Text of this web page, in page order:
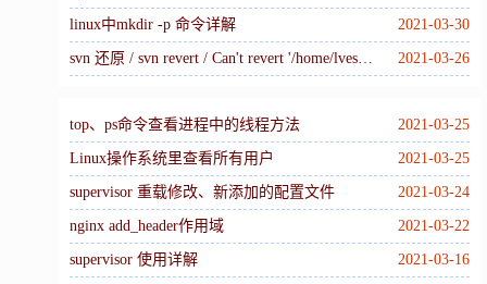
2021-03-30
linux中mkdir -p 命令详解
2021-03-26
svn 还原 / svn revert / Can't revert '/home/lvesu/xxx...' without reverting parent
2021-03-25
top、ps命令查看进程中的线程方法
2021-03-25
Linux操作系统里查看所有用户
2021-03-24
supervisor 重载修改、新添加的配置文件
2021-03-22
nginx add_header作用域
2021-03-16
supervisor 使用详解